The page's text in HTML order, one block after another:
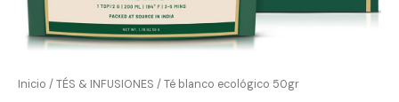
Inicio /TÉS & INFUSIONES / Té blanco ecológico 50gr